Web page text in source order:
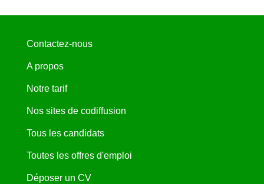
Contactez-nous
A propos
Notre tarif
Nos sites de codiffusion
Tous les candidats
Toutes les offres d'emploi
Déposer un CV